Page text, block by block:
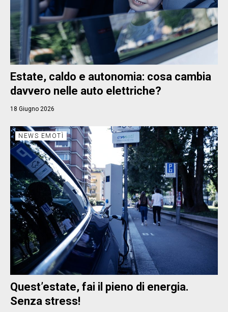
Estate, caldo e autonomia: cosa cambia
davvero nelle auto elettriche?
18 Giugno 2026
NEWS EMOTÌ
Quest’estate, fai il pieno di energia.
Senza stress!